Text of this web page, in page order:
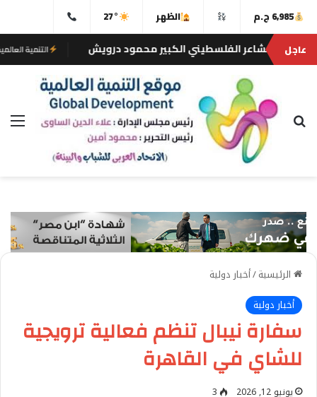
6,985 ج.م الظهر
27°
عاجلالفلسطيني الكبير محمود درويش التنمية العالمية
بحث عن
الرئيسية/أخبار دولية
أخبار دولية
سفارة نيبال تنظم فعالية ترويجية
للشاي في القاهرة
يونيو 12, 2026 3